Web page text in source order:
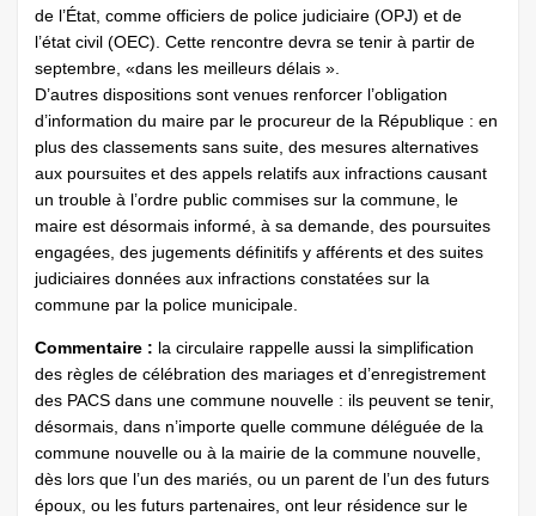
de l’État, comme officiers de police judiciaire (OPJ) et de
l’état civil (OEC). Cette rencontre devra se tenir à partir de
septembre, «dans les meilleurs délais ».
D’autres dispositions sont venues renforcer l’obligation
d’information du maire par le procureur de la République : en
plus des classements sans suite, des mesures alternatives
aux poursuites et des appels relatifs aux infractions causant
un trouble à l’ordre public commises sur la commune, le
maire est désormais informé, à sa demande, des poursuites
engagées, des jugements définitifs y afférents et des suites
judiciaires données aux infractions constatées sur la
commune par la police municipale.
Commentaire : la circulaire rappelle aussi la simplification
des règles de célébration des mariages et d’enregistrement
des PACS dans une commune nouvelle : ils peuvent se tenir,
désormais, dans n’importe quelle commune déléguée de la
commune nouvelle ou à la mairie de la commune nouvelle,
dès lors que l’un des mariés, ou un parent de l’un des futurs
époux, ou les futurs partenaires, ont leur résidence sur le